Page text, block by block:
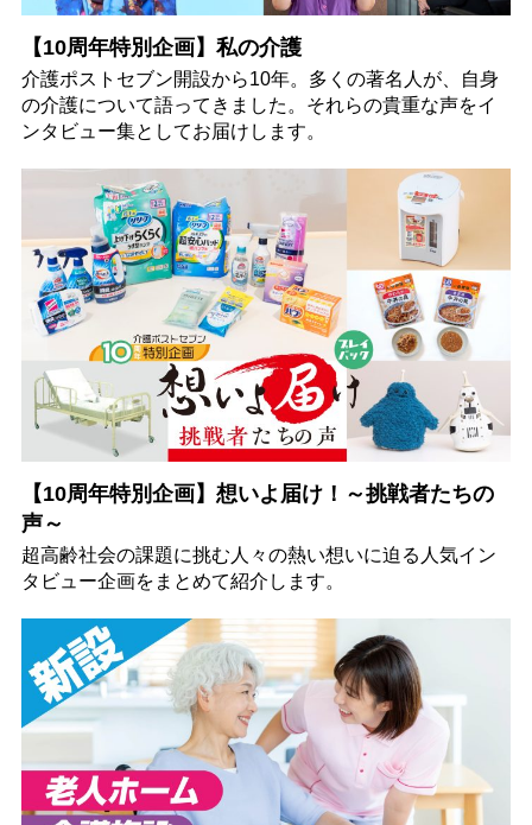
【10周年特別企画】私の介護
介護ポストセブン開設から10年。多くの著名人が、自身
の介護について語ってきました。それらの貴重な声をイ
ンタビュー集としてお届けします。
【10周年特別企画】想いよ届け！～挑戦者たちの
声～
超高齢社会の課題に挑む人々の熱い想いに迫る人気イン
タビュー企画をまとめて紹介します。